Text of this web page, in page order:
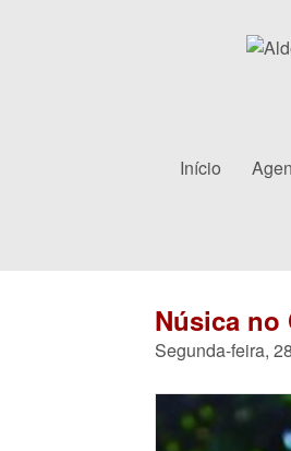
Início
Núsica no
Segunda-feira,